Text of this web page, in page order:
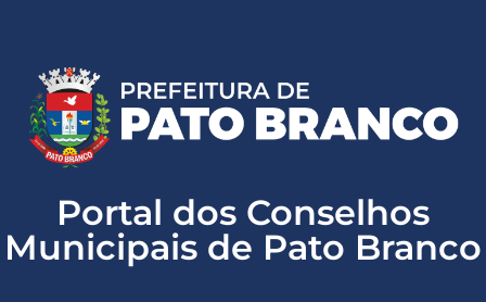
LAI - Lei de Acesso a Informação
Portal dos Conselhos
Municipais de Pato Branco